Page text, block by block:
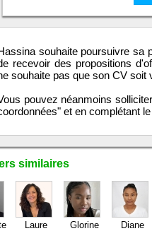
souhaite poursuivre sa
recevoir des propositions
souhaite pas que son CV soit
pouvez néanmoins
et en complétant
similaires
Laure Glorine Diane